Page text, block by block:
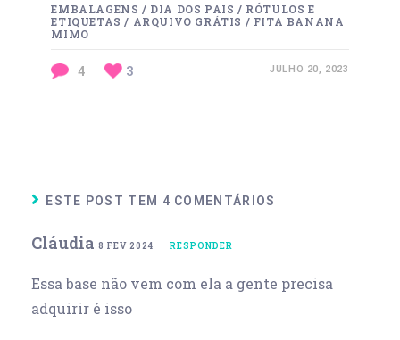
EMBALAGENS / DIA DOS PAIS / RÓTULOS E
ETIQUETAS / ARQUIVO GRÁTIS / FITA BANANA
MIMO
4 3 JULHO 20, 2023
ESTE POST TEM 4 COMENTÁRIOS
Cláudia 8 FEV 2024 RESPONDER
Essa base não vem com ela a gente precisa
adquirir é isso